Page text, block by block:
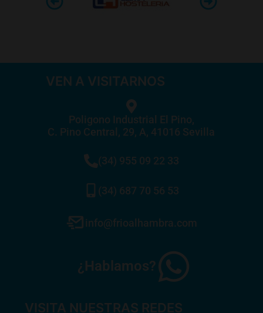
VEN A VISITARNOS
Poligono Industrial El Pino,
C. Pino Central, 29, A, 41016 Sevilla
(34) 955 09 22 33
(34) 687 70 56 53
info@frioalhambra.com
¿Hablamos?
VISITA NUESTRAS REDES